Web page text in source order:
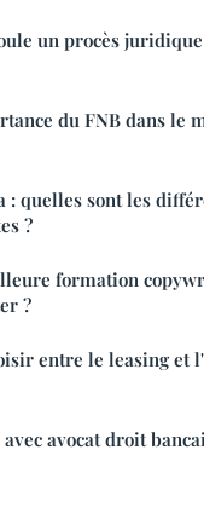
un procès
du FNB dans le
: quelles sont les
?
formation
?
entre le leasing et
avocat droit